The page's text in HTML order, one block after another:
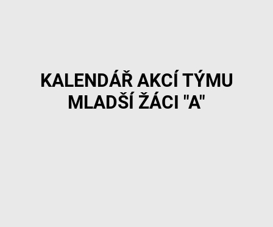
KALENDÁŘ AKCÍ TÝMU
MLADŠÍ ŽÁCI "A"